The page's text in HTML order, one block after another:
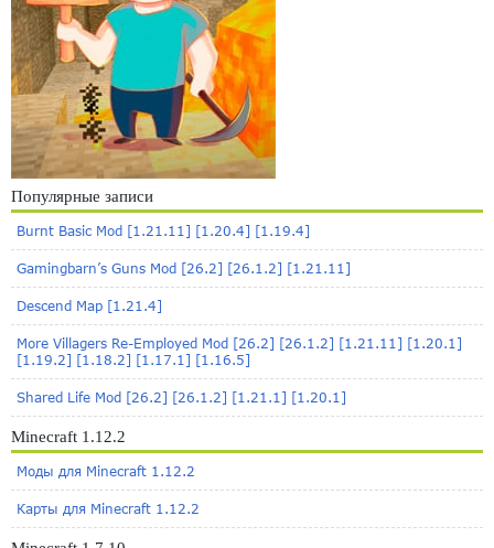
Популярные записи
Burnt Basic Mod [1.21.11] [1.20.4] [1.19.4]
Gamingbarn’s Guns Mod [26.2] [26.1.2] [1.21.11]
Descend Map [1.21.4]
More Villagers Re-Employed Mod [26.2] [26.1.2] [1.21.11] [1.20.1]
[1.19.2] [1.18.2] [1.17.1] [1.16.5]
Shared Life Mod [26.2] [26.1.2] [1.21.1] [1.20.1]
Minecraft 1.12.2
Моды для Minecraft 1.12.2
Карты для Minecraft 1.12.2